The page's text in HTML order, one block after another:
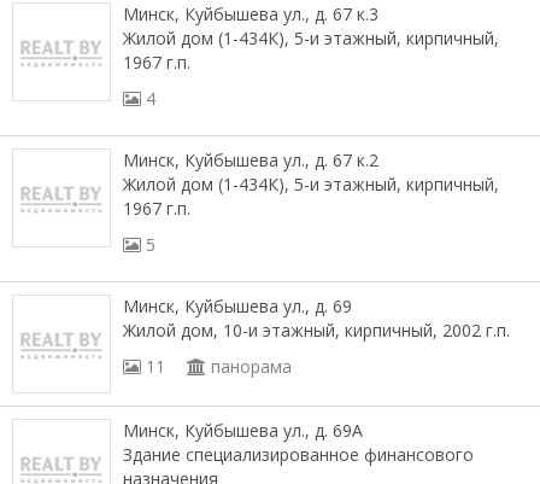
Минск, Куйбышева ул., д. 67 к.3
Жилой дом (1-434К), 5-и этажный, кирпичный,
1967 г.п.
4
Минск, Куйбышева ул., д. 67 к.2
Жилой дом (1-434К), 5-и этажный, кирпичный,
1967 г.п.
5
Минск, Куйбышева ул., д. 69
Жилой дом, 10-и этажный, кирпичный, 2002 г.п.
11
панорама
Минск, Куйбышева ул., д. 69А
Здание специализированное финансового
назначения